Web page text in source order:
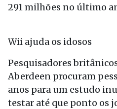
291 milhões no último
Wii ajuda os idosos
Pesquisadores
Aberdeen procuram
anos para um estudo
testar até que ponto os